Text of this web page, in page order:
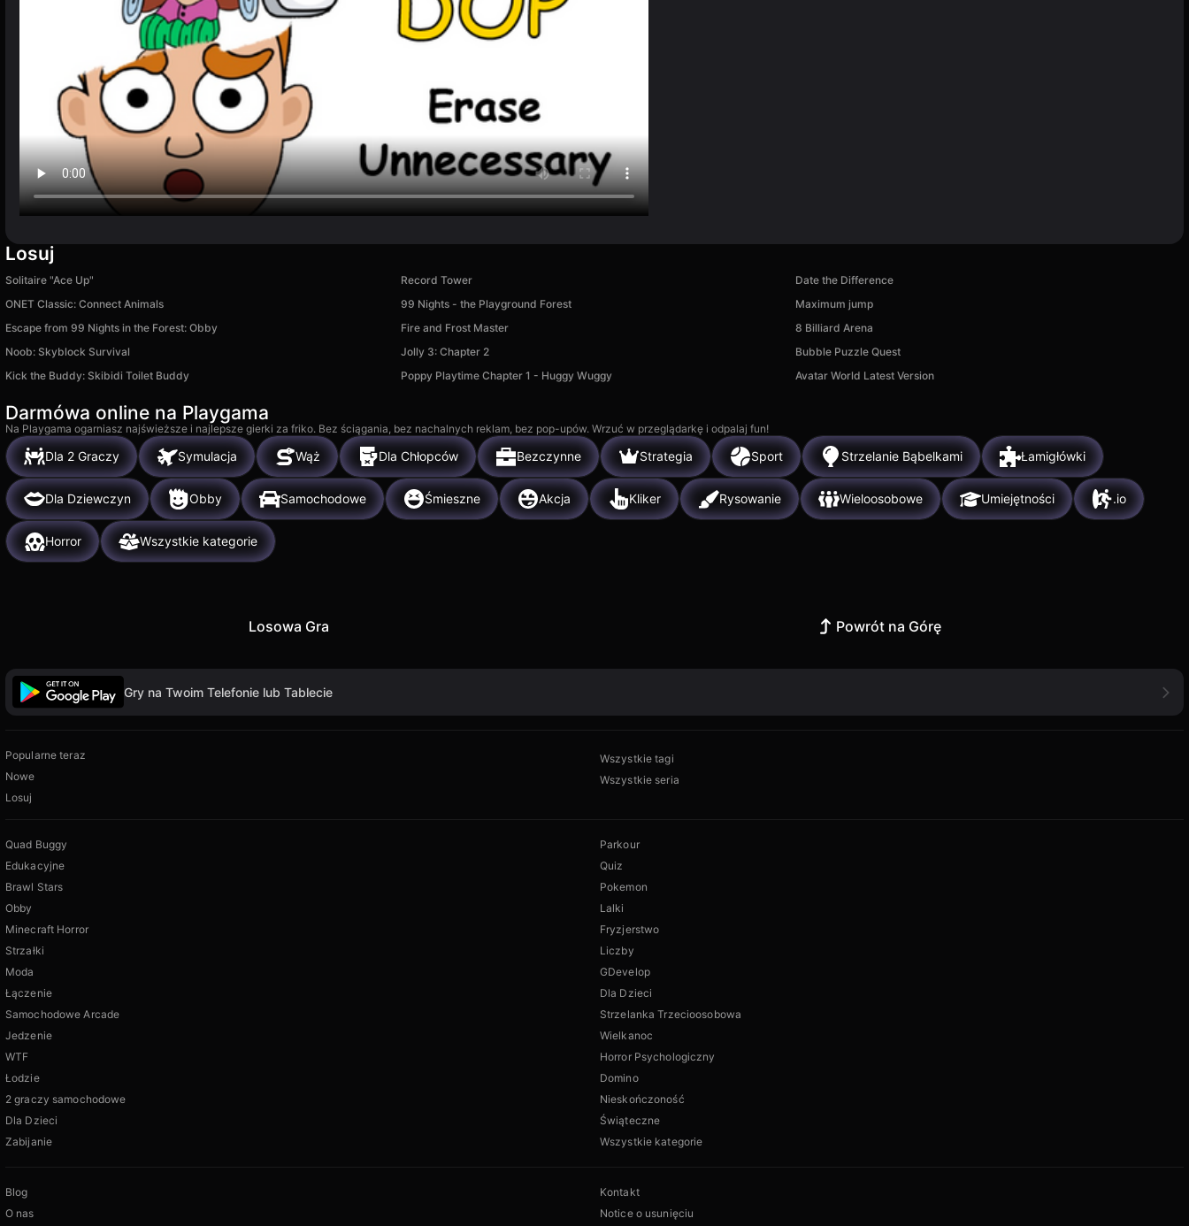
Losuj
Solitaire "Ace Up" Record Tower
Date the Difference
ONET Classic: Connect Animals
99 Nights - the Playground Forest
Maximum jump
Escape from 99 Nights in the Forest: Obby
Fire and Frost Master
8 Billiard Arena
Noob: Skyblock Survival
Jolly 3: Chapter 2
Bubble Puzzle Quest
Kick the Buddy: Skibidi Toilet Buddy
Poppy Playtime Chapter 1 - Huggy Wuggy Avatar World Latest Version
Darmówa online na Playgama
Na Playgama ogarniasz najświeższe i najlepsze gierki za friko. Bez ściągania, bez nachalnych reklam, bez pop-upów. Wrzuć w przeglądarkę i odpalaj fun!
Dla 2 Graczy Symulacja Wąż Dla Chłopców Bezczynne Strategia Sport Strzelanie Bąbelkami Łamigłówki
Dla Dziewczyn Obby Samochodowe Śmieszne Akcja Kliker Rysowanie Wieloosobowe Umiejętności .io
Horror Wszystkie kategorie
Losowa Gra Powrót na Górę
Gry na Twoim Telefonie lub Tablecie
Popularne teraz
Nowe
Losuj
Wszystkie tagi
Wszystkie seria
Quad Buggy
Edukacyjne
Brawl Stars
Obby
Minecraft Horror
Strzałki
Moda
Łączenie
Samochodowe Arcade
Jedzenie
WTF
Łodzie
2 graczy samochodowe
Dla Dzieci
Zabijanie
Parkour
Quiz
Pokemon
Lalki
Fryzjerstwo
Liczby
GDevelop
Dla Dzieci
Strzelanka Trzecioosobowa
Wielkanoc
Horror Psychologiczny
Domino
Nieskończoność
Świąteczne
Wszystkie kategorie
Blog
O nas
Kontakt
Notice o usunięciu